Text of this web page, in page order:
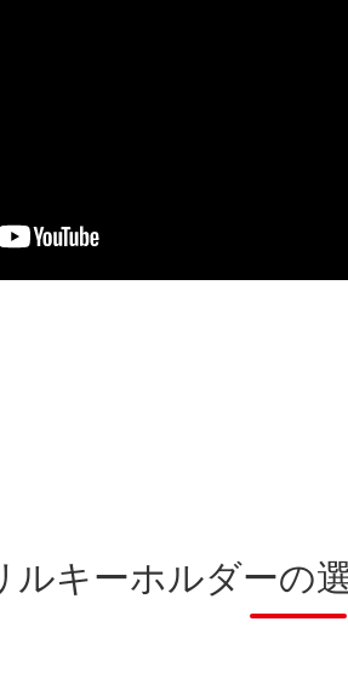
ルキーホルダーの